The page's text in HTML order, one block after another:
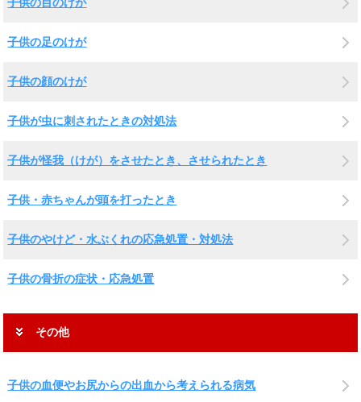
子供の足のけが
子供の顔のけが
子供が虫に刺されたときの対処法
子供が怪我（けが）をさせたとき、させられたとき
子供・赤ちゃんが頭を打ったとき
子供のやけど・水ぶくれの応急処置・対処法
子供の骨折の症状・応急処置
その他
子供の血便やお尻からの出血から考えられる病気